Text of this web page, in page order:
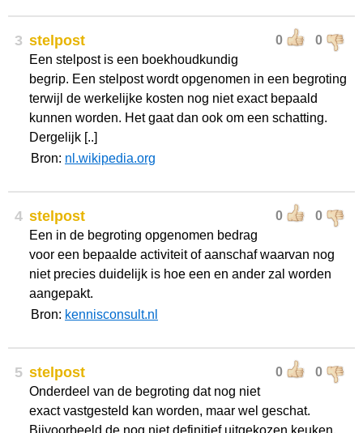
3 0 0
stelpost
Een stelpost is een boekhoudkundig
begrip. Een stelpost wordt opgenomen in een begroting
terwijl de werkelijke kosten nog niet exact bepaald
kunnen worden. Het gaat dan ook om een schatting.
Dergelijk [..]
Bron: nl.wikipedia.org
4 0 0
stelpost
Een in de begroting opgenomen bedrag
voor een bepaalde activiteit of aanschaf waarvan nog
niet precies duidelijk is hoe een en ander zal worden
aangepakt.
Bron: kennisconsult.nl
5 0 0
stelpost
Onderdeel van de begroting dat nog niet
exact vastgesteld kan worden, maar wel geschat.
Bijvoorbeeld de nog niet definitief uitgekozen keuken.